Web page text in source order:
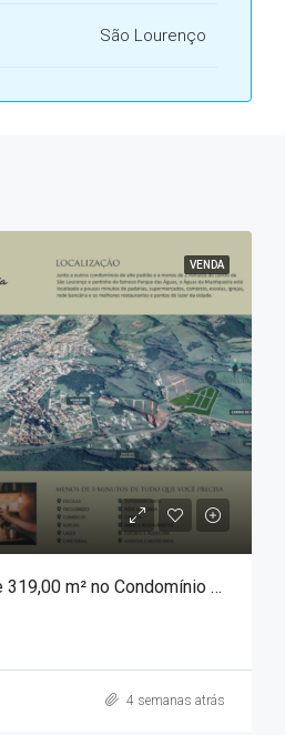
São Lourenço
VENDA
VENDA – Terreno de 319,00 m² no Condomínio Águas da Mantiqueira!!!
4 semanas atrás